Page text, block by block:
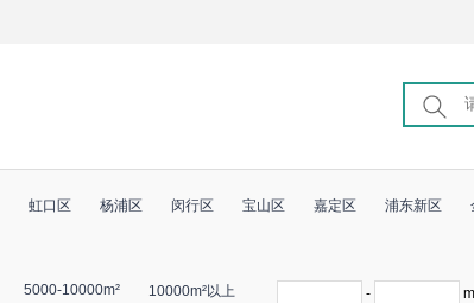
虹口区 杨浦区 闵行区 宝山区 嘉定区 浦东新区
5000-10000m² 10000m²以上 -